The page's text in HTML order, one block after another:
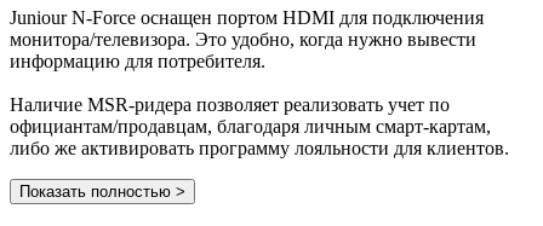
Juniour N-Force оснащен портом HDMI для подключения
монитора/телевизора. Это удобно, когда нужно вывести
информацию для потребителя.
Наличие MSR-ридера позволяет реализовать учет по
официантам/продавцам, благодаря личным смарт-картам,
либо же активировать программу лояльности для клиентов.
Показать полностью >